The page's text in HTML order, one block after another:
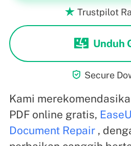
 Trustpilot
Unduh
 Secure
Kami
PDF online gratis,
Document Repair,